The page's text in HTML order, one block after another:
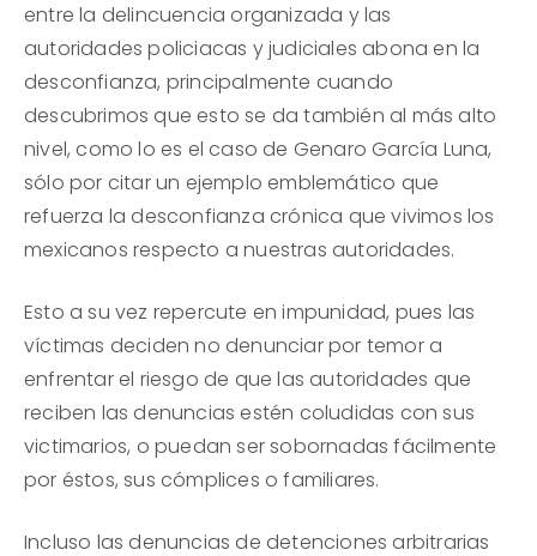
entre la delincuencia organizada y las
autoridades policiacas y judiciales abona en la
desconfianza, principalmente cuando
descubrimos que esto se da también al más alto
nivel, como lo es el caso de Genaro García Luna,
sólo por citar un ejemplo emblemático que
refuerza la desconfianza crónica que vivimos los
mexicanos respecto a nuestras autoridades.
Esto a su vez repercute en impunidad, pues las
víctimas deciden no denunciar por temor a
enfrentar el riesgo de que las autoridades que
reciben las denuncias estén coludidas con sus
victimarios, o puedan ser sobornadas fácilmente
por éstos, sus cómplices o familiares.
Incluso las denuncias de detenciones arbitrarias